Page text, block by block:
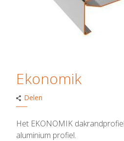
Ekonomik
Delen
Het EKONOMIK
aluminium profiel.